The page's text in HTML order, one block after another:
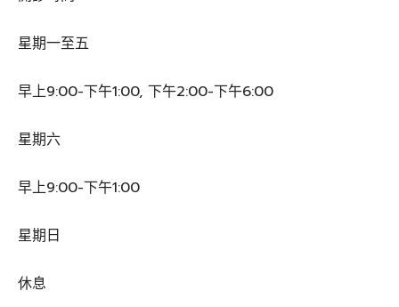
星期一至五
早上9:00-下午1:00, 下午2:00-下午6:00
星期六
早上9:00-下午1:00
星期日
休息